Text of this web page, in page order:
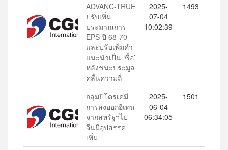
ADVANC-TRUE
ปรับเพิ่ม
ประมาณการ
EPS ปี 68-70
และปรับเพิ่มคำ
แนะนำเป็น ‘ซื้อ’
หลังชนะประมูล
คลื่นความถี่
2025-
07-04
10:02:39
1493
กลุ่มปิโตรเคมี
การส่งออกอีเทน
จากสหรัฐฯไป
จีนมีอุปสรรค
เพิ่ม
2025-
06-04
06:34:05
1501